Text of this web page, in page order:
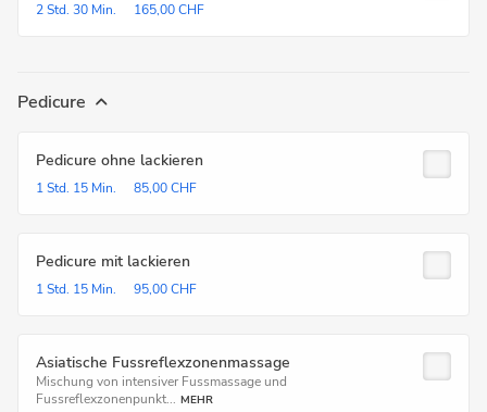
2 Std. 30 Min. 165,00 CHF
Pedicure
Pedicure ohne lackieren
1 Std. 15 Min. 85,00 CHF
Pedicure mit lackieren
1 Std. 15 Min. 95,00 CHF
Asiatische Fussreflexzonenmassage
Mischung von intensiver Fussmassage und
Fussreflexzonenpunkt... MEHR